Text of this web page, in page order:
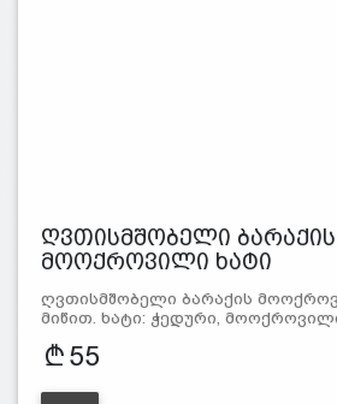
ღვთისმშობელი ბარაქის
მოოქროვილი ხატი
ღვთისმშობელი ბარაქის
მიწით. ხატი: ჭედური,
55